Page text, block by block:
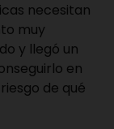
necesitan
muy
y llegó un
en
de qué